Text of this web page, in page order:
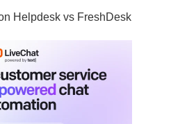
Helpdesk vs FreshDesk